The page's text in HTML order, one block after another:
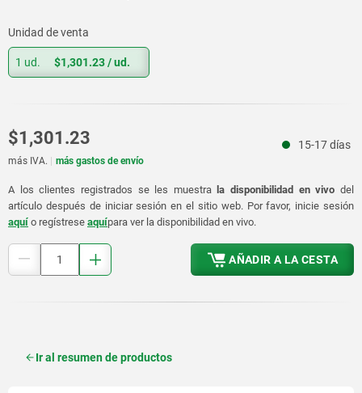
Unidad de venta
1 ud. $1,301.23/ ud.
$1,301.23 15-17 días
más IVA. más gastos de envío
A los clientes registrados se les muestrala disponibilidad en vivo del
artículo después de iniciar sesión en el sitio web. Por favor, inicie sesión
aquí o regístrese aquípara ver la disponibilidad en vivo.
AÑADIR A LA CESTA
Ir al resumen de productos